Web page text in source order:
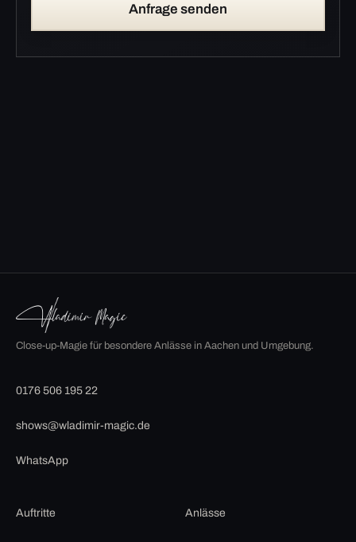
Anfrage senden
Close-up-Magie für besondere Anlässe in Aachen und Umgebung.
0176 506 195 22
shows@wladimir-magic.de
WhatsApp
Auftritte Anlässe